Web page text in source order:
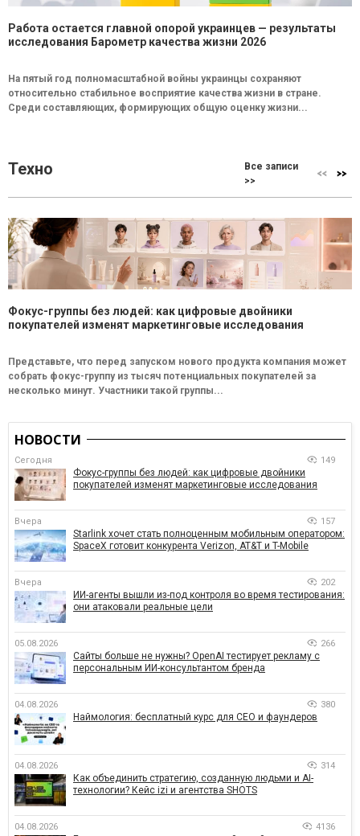
Работа остается главной опорой украинцев — результаты
исследования Барометр качества жизни 2026
На пятый год полномасштабной войны украинцы сохраняют
относительно стабильное восприятие качества жизни в стране.
Среди составляющих, формирующих общую оценку жизни...
Техно
Все записи
>>
Фокус-группы без людей: как цифровые двойники
покупателей изменят маркетинговые исследования
Представьте, что перед запуском нового продукта компания может
собрать фокус-группу из тысяч потенциальных покупателей за
несколько минут. Участники такой группы...
НОВОСТИ
Сегодня 149
Фокус-группы без людей: как цифровые двойники
покупателей изменят маркетинговые исследования
Вчера 157
Starlink хочет стать полноценным мобильным оператором:
SpaceX готовит конкурента Verizon, AT&T и T-Mobile
Вчера 202
ИИ-агенты вышли из-под контроля во время тестирования:
они атаковали реальные цели
05.08.2026 266
Сайты больше не нужны? OpenAI тестирует рекламу с
персональным ИИ-консультантом бренда
04.08.2026 380
Наймология: бесплатный курс для CEO и фаундеров
04.08.2026 314
Как объединить стратегию, созданную людьми и AI-
технологии? Кейс izi и агентства SHOTS
04.08.2026 4136